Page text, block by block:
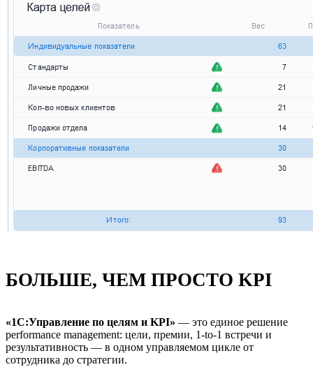
БОЛЬШЕ, ЧЕМ ПРОСТО KPI
«1С:Управление по целям и KPI» — это единое решение
performance management: цели, премии, 1-to-1 встречи и
результативность — в одном управляемом цикле от
сотрудника до стратегии.